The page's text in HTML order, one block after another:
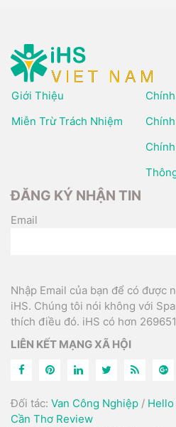
Giới Thiệu
Miễn Trừ Trách Nhiệm
ĐĂNG KÝ NHẬN TIN
Email
Nhập Email của bạn để có được
iHS. Chúng tôi nói không với
thích điều đó. iHS có hơn
LIÊN KẾT MẠNG XÃ HỘI
Đối tác: Van Công Nghiệp /
Cần Thơ Review